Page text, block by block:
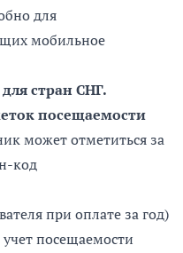
для
мобильное
для стран СНГ.
посещаемости
может отметиться за
код
при оплате за год)
посещаемости